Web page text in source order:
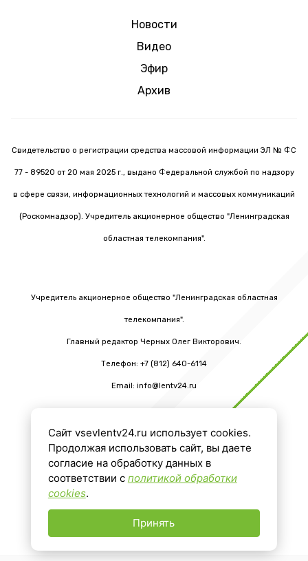
Новости
Видео
Эфир
Архив
Свидетельство о регистрации средства массовой информации ЭЛ № ФС
77 - 89520 от 20 мая 2025 г., выдано Федеральной службой по надзору
в сфере связи, информационных технологий и массовых коммуникаций
(Роскомнадзор). Учредитель акционерное общество "Ленинградская
областная телекомпания".
Учредитель акционерное общество "Ленинградская областная
телекомпания".
Главный редактор Черных Олег Викторович.
Телефон: +7 (812) 640-6114
Email: info@lentv24.ru
16+
Сайт vsevlentv24.ru использует cookies.
Продолжая использовать сайт, вы даете
согласие на обработку данных в
соответствии с политикой обработки
cookies.
Принять